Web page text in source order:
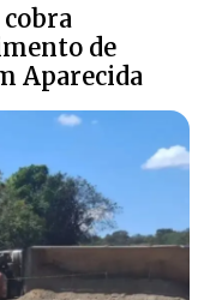
cobra
de
Aparecida